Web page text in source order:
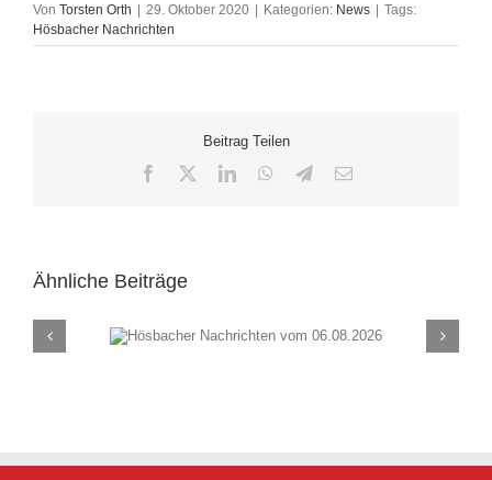
Von Torsten Orth | 29. Oktober 2020 | Kategorien: News | Tags:
Hösbacher Nachrichten
Beitrag Teilen
Facebook LinkedInWhatsApp
Telegram
E-
Ähnliche Beiträge
vom
Hösbacher